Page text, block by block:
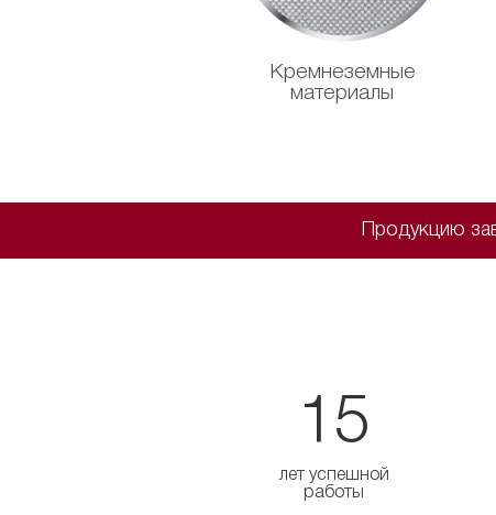
Кремнеземные
материалы
Продукцию
15
лет успешной
работы